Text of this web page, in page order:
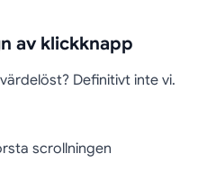
av klickknapp
Definitivt inte vi.
scrollningen